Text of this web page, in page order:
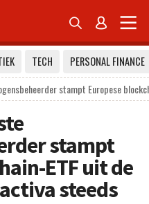
 
TECH
PERSONAL FINANCE
stampt Europese
stampt
ETF uit de
steeds